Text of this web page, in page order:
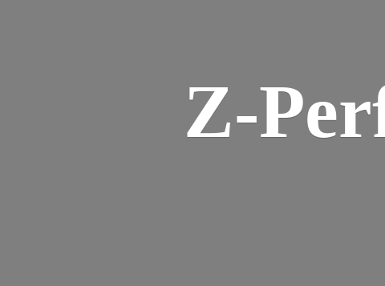
Z-